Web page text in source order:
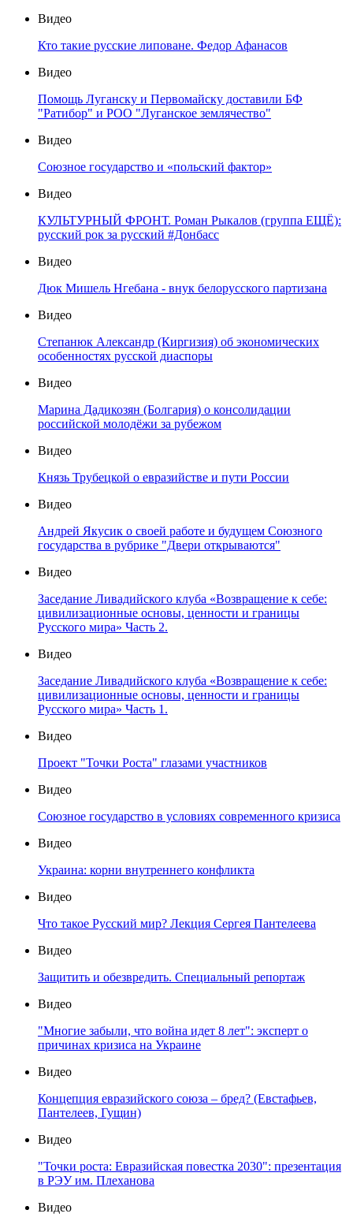
Видео
Кто такие русские липоване. Федор Афанасов
Видео
Помощь Луганску и Первомайску доставили БФ
"Ратибор" и РОО "Луганское землячество"
Видео
Союзное государство и «польский фактор»
Видео
КУЛЬТУРНЫЙ ФРОНТ. Роман Рыкалов (группа ЕЩЁ):
русский рок за русский #Донбасс
Видео
Дюк Мишель Нгебана - внук белорусского партизана
Видео
Степанюк Александр (Киргизия) об экономических
особенностях русской диаспоры
Видео
Марина Дадикозян (Болгария) о консолидации
российской молодёжи за рубежом
Видео
Князь Трубецкой о евразийстве и пути России
Видео
Андрей Якусик о своей работе и будущем Союзного
государства в рубрике "Двери открываются"
Видео
Заседание Ливадийского клуба «Возвращение к себе:
цивилизационные основы, ценности и границы
Русского мира» Часть 2.
Видео
Заседание Ливадийского клуба «Возвращение к себе:
цивилизационные основы, ценности и границы
Русского мира» Часть 1.
Видео
Проект "Точки Роста" глазами участников
Видео
Союзное государство в условиях современного кризиса
Видео
Украина: корни внутреннего конфликта
Видео
Что такое Русский мир? Лекция Сергея Пантелеева
Видео
Защитить и обезвредить. Специальный репортаж
Видео
"Многие забыли, что война идет 8 лет": эксперт о
причинах кризиса на Украине
Видео
Концепция евразийского союза – бред? (Евстафьев,
Пантелеев, Гущин)
Видео
"Точки роста: Евразийская повестка 2030": презентация
в РЭУ им. Плеханова
Видео